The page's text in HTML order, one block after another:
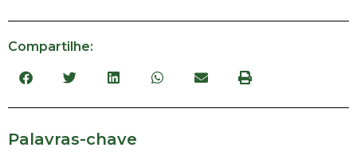
Compartilhe:
Palavras-chave